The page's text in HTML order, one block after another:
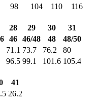
98 104 110
116
28 29 30
31
46 46/48 48
48/50
71.1 73.7 76.2
80
96.5 99.1 101.6 105.4
41
26.2